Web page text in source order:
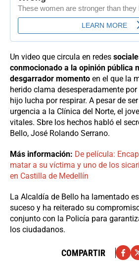
Un video que circula en redes
conmocionado a la opinión pública
desgarrador momento en el que la
herido clama desesperadamente
hijo lucha por respirar. A pesar de
urgencia a la Clínica del Norte, el
vitales. Sbre los hechos habló el
Bello, José Rolando Serrano.
Más información: De película:
matar a su víctima y uno de los
en Castilla de Medellín
La Alcaldía de Bello ha lamentado
suceso y ha reiterado su
conjunto con la Policía para
los ciudadanos.
COMPARTIR